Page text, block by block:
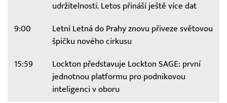
udržitelnosti. Letos přináší ještě více dat
9:00
Letní Letná do Prahy znovu přiveze světovou
špičku nového cirkusu
15:59
Lockton představuje Lockton SAGE: první
jednotnou platformu pro podnikovou
inteligenci v oboru